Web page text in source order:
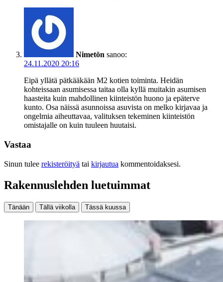
Nimetön sanoo:
24.11.2020 20:16
Eipä yllätä pätkääkään M2 kotien toiminta. Heidän
kohteissaan asumisessa taitaa olla kyllä muitakin asumisen
haasteita kuin mahdollinen kiinteistön huono ja epäterve
kunto. Osa näissä asunnoissa asuvista on melko kirjavaa ja
ongelmia aiheuttavaa, valituksen tekeminen kiinteistön
omistajalle on kuin tuuleen huutaisi.
Vastaa
Sinun tulee rekisteröityä tai kirjautua kommentoidaksesi.
Rakennuslehden luetuimmat
Tänään Tällä viikolla Tässä kuussa